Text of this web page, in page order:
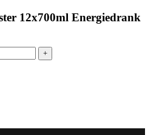
12x700ml Energiedrank
+